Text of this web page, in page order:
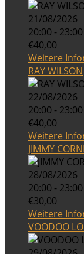
21/08/2026
20:00 - 23:00
€40,00
Weitere
RAY WILSON
22/08/2026
20:00 - 23:00
€40,00
Weitere
JIMMY
28/08/2026
20:00 - 23:00
€30,00
Weitere
VOODOO